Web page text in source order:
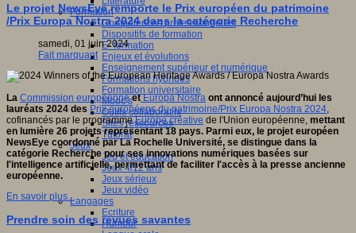
Formation
Compétences professionnelles
Dispositifs de formation
E- formation
Enjeux et évolutions
Enseignement supérieur et numérique
Formations hybrides
Formation universitaire
Mooc’s
Outils collaboratifs
Sites ressources
Tutorat
Jeux
Jeu et éducation
Jeux 4/12 ans
Jeux sérieux
Jeux vidéo
Langages
Ecriture
Humour
Le projet NewsEye remporte le Prix européen du patrimoine
/Prix Europa Nostra 2024 dans la catégorie Recherche
samedi, 01 juin 2024
Fait marquant
La Commission européenneetEuropa Nostra ont annoncé aujourd’hui les
lauréats 2024 des Prix européens du patrimoine/Prix Europa Nostra 2024,
cofinancés par le programmeEurope créative de l'Union européenne, mettant
en lumière 26 projets représentant 18 pays. Parmi eux, le projet européen
NewsEye coordonné par La Rochelle Université, se distingue dans la
catégorie Recherche pour ses innovations numériques basées sur
l'intelligence artificielle, permettant de faciliter l'accès à la presse ancienne
européenne.
En savoir plus...
Prendre soin des revues savantes